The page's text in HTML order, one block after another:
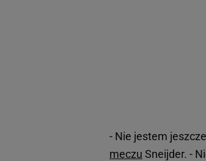
- Nie jestem
meczu Sneijder. -